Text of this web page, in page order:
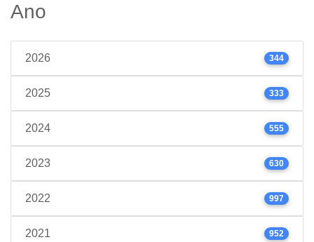
Ano
2026 344
2025 333
2024 555
2023 630
2022 997
2021 952